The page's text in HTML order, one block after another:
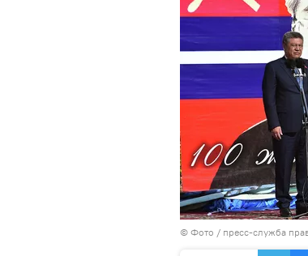
© Фото / пресс-служба